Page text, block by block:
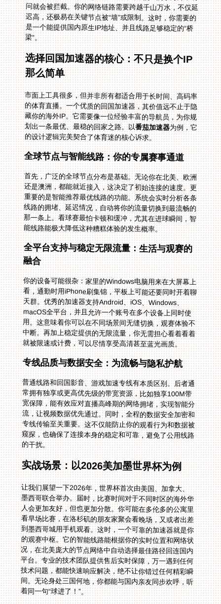
梁”。
选择回国加速器的核心：不只是换个IP
那么简单
市面上工具很多，但并非所有都适合用于长时间、高码率
的体育直播。一个优质的回国加速器，其价值远不止于隐
藏你的海外IP。它需要像一位经验丰富的导航员，为你规
划出一条最优、最稳的回家之路。以番茄加速器为例，它
的设计逻辑完美契合了体育迷的核心诉求。
全球节点与智能线路：你的专属赛事通道
首先，广泛的全球节点分布是基础。无论你在北美、欧洲
还是澳洲，都能就近接入，这决定了初始连接的速度。更
重要的是智能推荐最优线路的功能。系统会实时分析各条
线路的拥堵、延迟情况，自动将你的流量切换到最流畅的
那一条上。看球赛最怕卡顿和缓冲，尤其在进球瞬间，智
能线路能极大降低这种糟糕体验的发生概率。
全平台支持与稳定无限流量：生活与观赛的
融合
你的设备可能很杂：家里的Windows电脑用来在大屏幕上
看，通勤时用iPhone刷集锦，平板上可能还要同时开着聊
天群。优秀的加速器支持Android、iOS、Windows、
macOS全平台，并且允许一个账号在多个设备上同时使
用。这意味着你可以在不同场景间无缝切换，观赛体验不
中断。再加上稳定提供的无限流量，你无需担心看着看着
就被限速或计费，可以尽情享受高清甚至蓝光画质。
专线品质与数据安全：为流畅与隐私护航
普通线路和回国影音、游戏加速专线有本质区别。后者通
常拥有独享或更高优先级的带宽资源，比如独享100M带
宽保障，能有效应对直播高峰期的网络拥堵，实现智能分
流，让视频数据优先通过。同时，全程的数据安全加密和
专线传输至关重要。这不仅能防止你的观看行为和数据被
窥探，也确保了连接本身的稳定和可靠，避免了公用线路
的干扰。
实战场景：以2026美加墨世界杯为例
让我们展望一下2026年，世界杯首次由美国、加拿大、
墨西哥联合举办。届时，比赛时间对于不同时区的海外华
人会更加友好，但也更加分散。你可能在多伦多的公寓里
看早场比赛，在洛杉矶的朋友家聚会看晚场，又或者出差
到墨西哥城用手机观看。这时，一个可靠的加速器就是你
的观赛中枢。它的智能线路能根据你的实时位置和网络状
况，在北美庞大的节点网络中自动选择最佳路径回连国内
平台。专业的技术团队提供售后实时保障，万一遇到任何
技术问题，都能快速响应解决，绝不让你错过任何精彩瞬
间。无论身处三国何地，你都能与国内亲友同步欢呼，听
着同一句“球进了！”。